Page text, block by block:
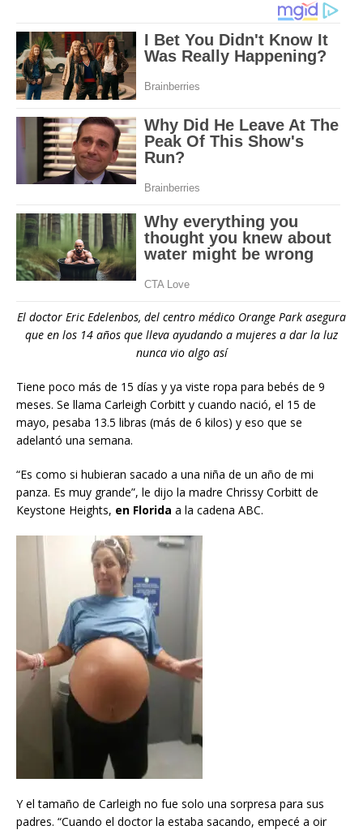
El doctor Eric Edelenbos, del centro médico Orange Park asegura
que en los 14 años que lleva ayudando a mujeres a dar la luz
nunca vio algo así
Tiene poco más de 15 días y ya viste ropa para bebés de 9
meses. Se llama Carleigh Corbitt y cuando nació, el 15 de
mayo, pesaba 13.5 libras (más de 6 kilos) y eso que se
adelantó una semana.
“Es como si hubieran sacado a una niña de un año de mi
panza. Es muy grande”, le dijo la madre Chrissy Corbitt de
Keystone Heights, en Florida a la cadena ABC.
Y el tamaño de Carleigh no fue solo una sorpresa para sus
padres. “Cuando el doctor la estaba sacando, empecé a oir